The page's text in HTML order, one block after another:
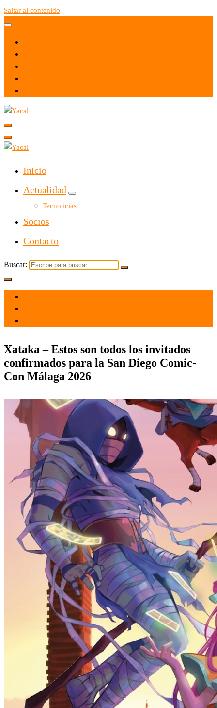
Saltar al contenido
Yacal micro hosting
Inicio
Actualidad
Tecnoticias
Socios
Contacto
Buscar:
Xataka – Estos son todos los invitados
confirmados para la San Diego Comic-
Con Málaga 2026